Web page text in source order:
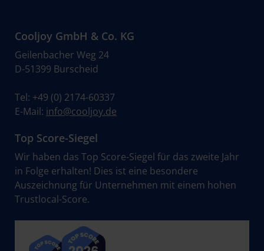
Cooljoy GmbH & Co. KG
Geilenbacher Weg 24
D-51399 Burscheid
Tel: +49 (0) 2174-60337
E-Mail: info@cooljoy.de
Top Score-Siegel
Wir haben das Top Score-Siegel für das zweite Jahr
in Folge erhalten! Dies ist eine besondere
Auszeichnung für Unternehmen mit einem hohen
Trustlocal-Score.